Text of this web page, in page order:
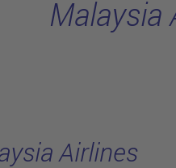
Malaysia
Airlines